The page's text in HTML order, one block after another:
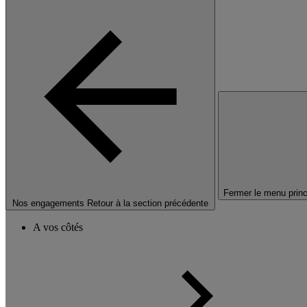
Nos engagements Retour à la section précédente
Fermer le menu
A vos côtés